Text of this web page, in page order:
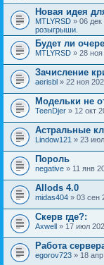
Новая идея
MTLYRSD » 06
розыгрыши.
Будет ли
MTLYRSD » 28
Зачисление
aerisbl » 22 ноя
Модельки не
TeenDjer » 12 окт
Астральные
Lindow121 » 23
Пороль
negative » 11 янв
Allods 4.0
midas404 » 03 сен
Скерв где?:
Axwell » 17 июл
Работа
egorov723 » 18